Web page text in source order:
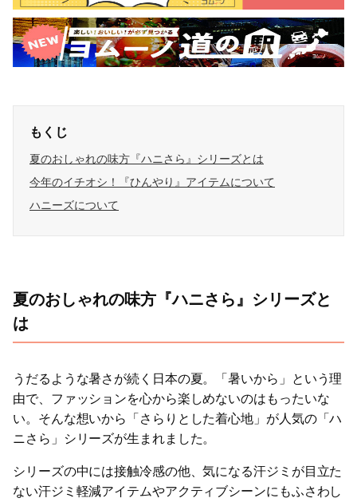
もくじ
夏のおしゃれの味方『ハニさら』シリーズとは
今年のイチオシ！『ひんやり』アイテムについて
ハニーズについて
夏のおしゃれの味方『ハニさら』シリーズと
は
うだるような暑さが続く日本の夏。「暑いから」という理
由で、ファッションを心から楽しめないのはもったいな
い。そんな想いから「さらりとした着心地」が人気の「ハ
ニさら」シリーズが生まれました。
シリーズの中には接触冷感の他、気になる汗ジミが目立た
ない汗ジミ軽減アイテムやアクティブシーンにもふさわし